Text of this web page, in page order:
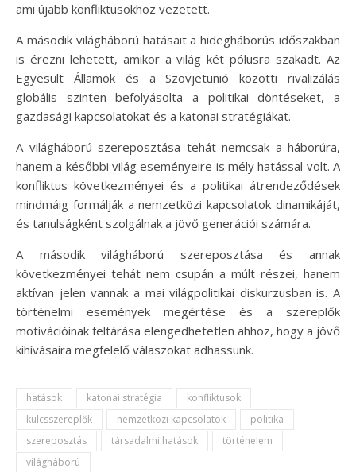
ami újabb konfliktusokhoz vezetett.
A második világháború hatásait a hidegháborús időszakban
is érezni lehetett, amikor a világ két pólusra szakadt. Az
Egyesült Államok és a Szovjetunió közötti rivalizálás
globális szinten befolyásolta a politikai döntéseket, a
gazdasági kapcsolatokat és a katonai stratégiákat.
A világháború szereposztása tehát nemcsak a háborúra,
hanem a későbbi világ eseményeire is mély hatással volt. A
konfliktus következményei és a politikai átrendeződések
mindmáig formálják a nemzetközi kapcsolatok dinamikáját,
és tanulságként szolgálnak a jövő generációi számára.
A második világháború szereposztása és annak
következményei tehát nem csupán a múlt részei, hanem
aktívan jelen vannak a mai világpolitikai diskurzusban is. A
történelmi események megértése és a szereplők
motivációinak feltárása elengedhetetlen ahhoz, hogy a jövő
kihívásaira megfelelő válaszokat adhassunk.
hatások katonai stratégia
konfliktusok
kulcsszereplők
nemzetközi kapcsolatok
politika
szereposztás
társadalmi hatások
történelem
világháború